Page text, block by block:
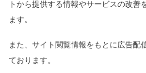
トから提供する情報やサービスの改善
ます。
また、サイト閲覧情報をもとに広告配
ております。